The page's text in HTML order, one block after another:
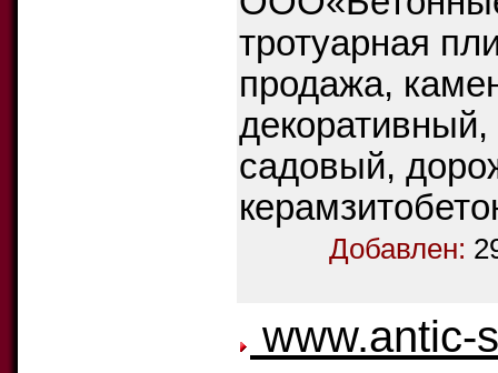
тротуарная
продажа,
садовый,
Добавлен:
www.antic-